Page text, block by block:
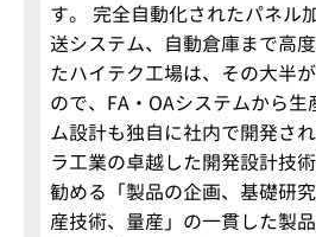
す。 完全自動化されたパネル
送システム、自動倉庫まで高
たハイテク工場は、その大半
ので、FA・OAシステムから
ム設計も独自に社内で開発さ
ラ工業の卓越した開発設計技
勧める「製品の企画、基礎研
産技術、量産」の一貫した製